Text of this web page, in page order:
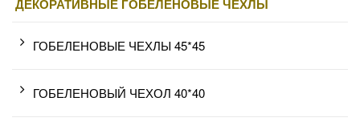
ДЕКОРАТИВНЫЕ ГОБЕЛЕНОВЫЕ ЧЕХЛЫ
ГОБЕЛЕНОВЫЕ ЧЕХЛЫ 45*45
ГОБЕЛЕНОВЫЙ ЧЕХОЛ 40*40